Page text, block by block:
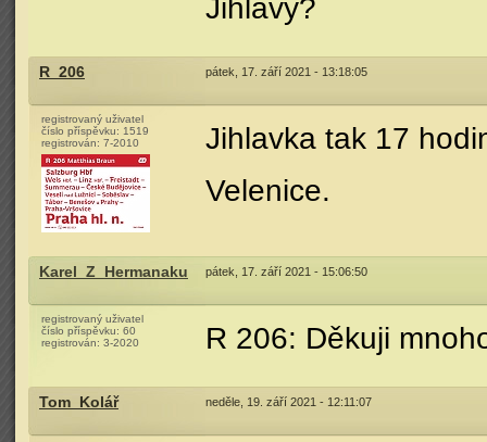
Jihlavy?
R_206 pátek, 17. září 2021 - 13:18:05
registrovaný uživatel
číslo příspěvku: 1519
registrován: 7-2010
Jihlavka tak 17
Velenice.
Karel_Z_Hermanaku pátek, 17. září 2021 - 15:06:50
registrovaný uživatel
číslo příspěvku: 60
registrován: 3-2020 R 206: Děkuji
Tom_Kolář neděle, 19. září 2021 - 12:11:07